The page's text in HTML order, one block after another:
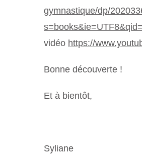
gymnastique/dp/
vidéo https://
Bonne découverte !
Et à bientôt,
Syliane